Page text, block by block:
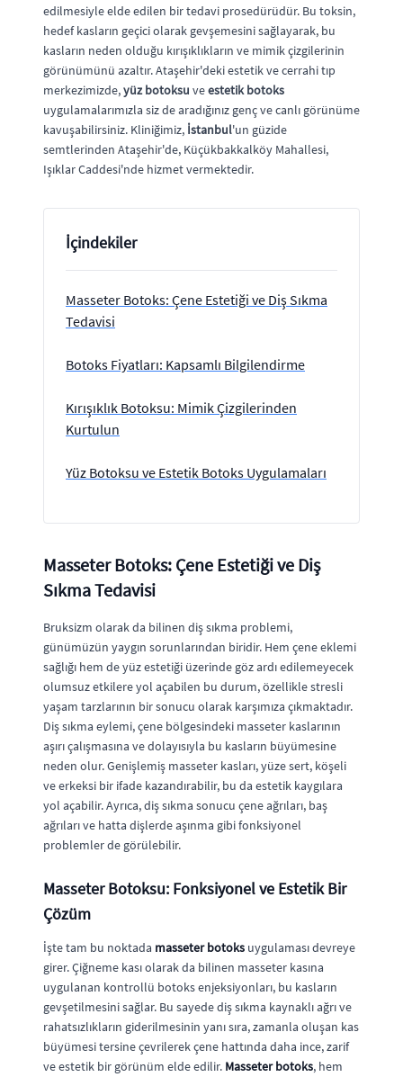
edilmesiyle elde edilen bir tedavi prosedürüdür. Bu toksin,
hedef kasların geçici olarak gevşemesini sağlayarak, bu
kasların neden olduğu kırışıklıkların ve mimik çizgilerinin
görünümünü azaltır. Ataşehir'deki estetik ve cerrahi tıp
merkezimizde,yüz botoksu veestetik botoks
uygulamalarımızla siz de aradığınız genç ve canlı görünüme
kavuşabilirsiniz. Kliniğimiz, İstanbul'un güzide
semtlerinden Ataşehir'de, Küçükbakkalköy Mahallesi,
Işıklar Caddesi'nde hizmet vermektedir.
İçindekiler
Masseter Botoks: Çene Estetiği ve Diş Sıkma
Tedavisi
Botoks Fiyatları: Kapsamlı Bilgilendirme
Kırışıklık Botoksu: Mimik Çizgilerinden
Kurtulun
Yüz Botoksu ve Estetik Botoks Uygulamaları
Masseter Botoks: Çene Estetiği ve Diş
Sıkma Tedavisi
Bruksizm olarak da bilinen diş sıkma problemi,
günümüzün yaygın sorunlarından biridir. Hem çene eklemi
sağlığı hem de yüz estetiği üzerinde göz ardı edilemeyecek
olumsuz etkilere yol açabilen bu durum, özellikle stresli
yaşam tarzlarının bir sonucu olarak karşımıza çıkmaktadır.
Diş sıkma eylemi, çene bölgesindeki masseter kaslarının
aşırı çalışmasına ve dolayısıyla bu kasların büyümesine
neden olur. Genişlemiş masseter kasları, yüze sert, köşeli
ve erkeksi bir ifade kazandırabilir, bu da estetik kaygılara
yol açabilir. Ayrıca, diş sıkma sonucu çene ağrıları, baş
ağrıları ve hatta dişlerde aşınma gibi fonksiyonel
problemler de görülebilir.
Masseter Botoksu: Fonksiyonel ve Estetik Bir
Çözüm
İşte tam bu noktada masseter botoks uygulaması devreye
girer. Çiğneme kası olarak da bilinen masseter kasına
uygulanan kontrollü botoks enjeksiyonları, bu kasların
gevşetilmesini sağlar. Bu sayede diş sıkma kaynaklı ağrı ve
rahatsızlıkların giderilmesinin yanı sıra, zamanla oluşan kas
büyümesi tersine çevrilerek çene hattında daha ince, zarif
ve estetik bir görünüm elde edilir. Masseter botoks, hem